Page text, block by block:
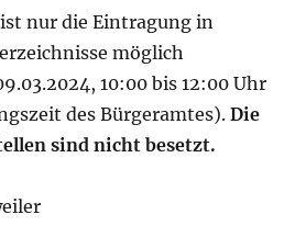
nur die Eintragung in
möglich
10:00 bis 12:00 Uhr
des Bürgeramtes).Die
sind nicht besetzt.